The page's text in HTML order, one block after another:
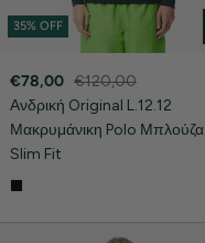
35% OFF
€78,00 €120,00
Ανδρική Original L.12.12
Μακρυμάνικη Polo Μπλούζα
Slim Fit